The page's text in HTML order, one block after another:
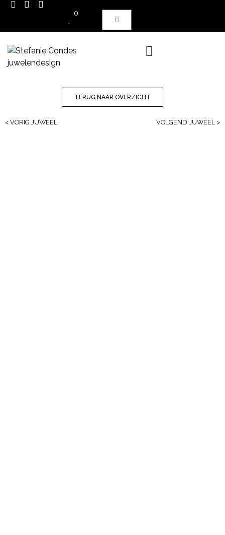
0
TERUG NAAR OVERZICHT
< VORIG JUWEEL VOLGEND JUWEEL >